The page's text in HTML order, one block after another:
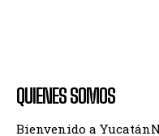
QUIENES SOMOS
Bienvenido a